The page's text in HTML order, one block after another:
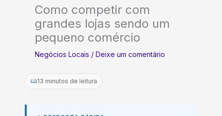
Como competir com
grandes lojas sendo um
pequeno comércio
Negócios Locais / Deixe um comentário
13 minutos de leitura